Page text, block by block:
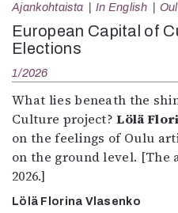
Ajankohtaista In English
European Capital of
Elections
1/2026
What lies beneath the
Culture project?Lölä
on the feelings of Oulu
on the ground level.
2026.]
Lölä Florina Vlasenko